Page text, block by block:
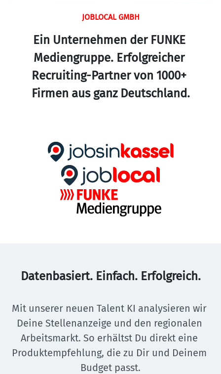
JOBLOCAL GMBH
Ein Unternehmen der FUNKE
Mediengruppe. Erfolgreicher
Recruiting-Partner von 1000+
Firmen aus ganz Deutschland.
Datenbasiert. Einfach. Erfolgreich.
Mit unserer neuen Talent KI analysieren wir
Deine Stellenanzeige und den regionalen
Arbeitsmarkt. So erhältst Du direkt eine
Produktempfehlung, die zu Dir und Deinem
Budget passt.